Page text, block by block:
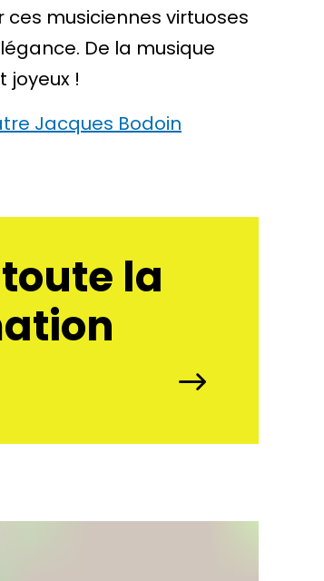
musiciennes virtuoses
De la musique
joyeux !
Jacques Bodoin
la